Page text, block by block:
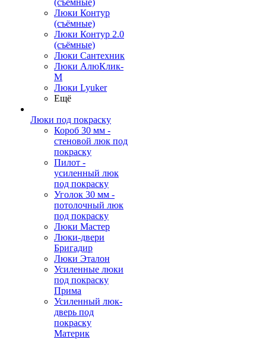
(съёмные)
Люки Контур
(съёмные)
Люки Контур 2.0
(съёмные)
Люки Сантехник
Люки АлюКлик-
М
Люки Lyuker
Ещё
Люки под покраску
Короб 30 мм -
стеновой люк под
покраску
Пилот -
усиленный люк
под покраску
Уголок 30 мм -
потолочный люк
под покраску
Люки Мастер
Люки-двери
Бригадир
Люки Эталон
Усиленные люки
под покраску
Прима
Усиленный люк-
дверь под
покраску
Материк